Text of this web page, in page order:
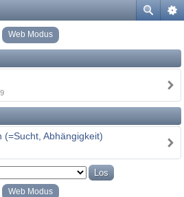
Web Modus
(=Sucht, Abhängigkeit)
Web Modus